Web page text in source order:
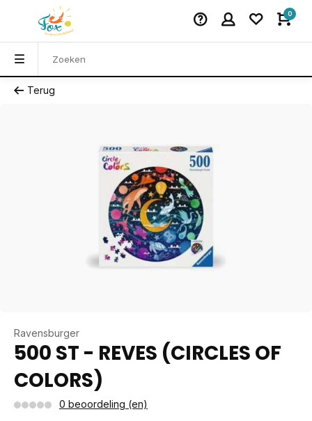
0
Terug
Ravensburger
500 ST - REVES (CIRCLES OF
COLORS)
0 beoordeling (en)